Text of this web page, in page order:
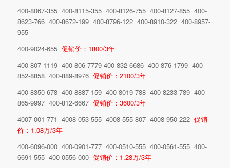
400-8067-355 400-8115-355 400-8126-755 400-8127-855 400-
8623-766 400-8672-199 400-8796-122 400-8910-322 400-8957-
955
400-9024-655 促销价：1800/3年
400-807-1119 400-806-7779 400-832-6686 400-876-1799 400-
852-8858 400-889-8976 促销价：2100/3年
400-8350-678 400-8887-159 400-8019-788 400-8233-789 400-
865-9997 400-812-6667 促销价：3600/3年
4007-001-771 4008-053-555 4008-555-807 4008-950-222 促销
价：1.08万/3年
400-6096-000 400-0901-777 400-0510-555 400-0561-555 400-
6691-555 400-0556-000 促销价：1.28万/3年